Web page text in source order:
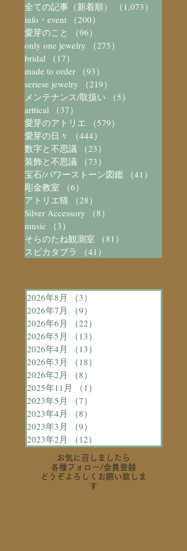
全ての記事（新着順） （1,073）
info・event
（200）
愛芽のこと
（96）
only one jewelry
（275）
bridal
（17）
made to order
（93）
seriese jewelry
（219）
メンテナンス/取扱い
（5）
arttical
（37）
愛芽のアトリエ
（579）
愛芽の日々
（444）
数字と不思議
（23）
装飾と不思議
（73）
宝石/パワーストーン図鑑
（41）
彫金教室
（6）
アトリエ猫
（28）
Silver Accessory
（8）
music
（3）
そらのたね観測室
（81）
スピカタブラ
（41）
2026年8月 （3）
2026年7月
（9）
2026年6月
（22）
2026年5月
（13）
2026年4月
（13）
2026年3月
（18）
2026年2月
（8）
2025年11月
（1）
2023年5月
（7）
2023年4月
（8）
2023年3月
（9）
2023年2月
（12）
お気に召しましたら
各種フォロー/会員登録
どうぞよろしくお願い致しま
す